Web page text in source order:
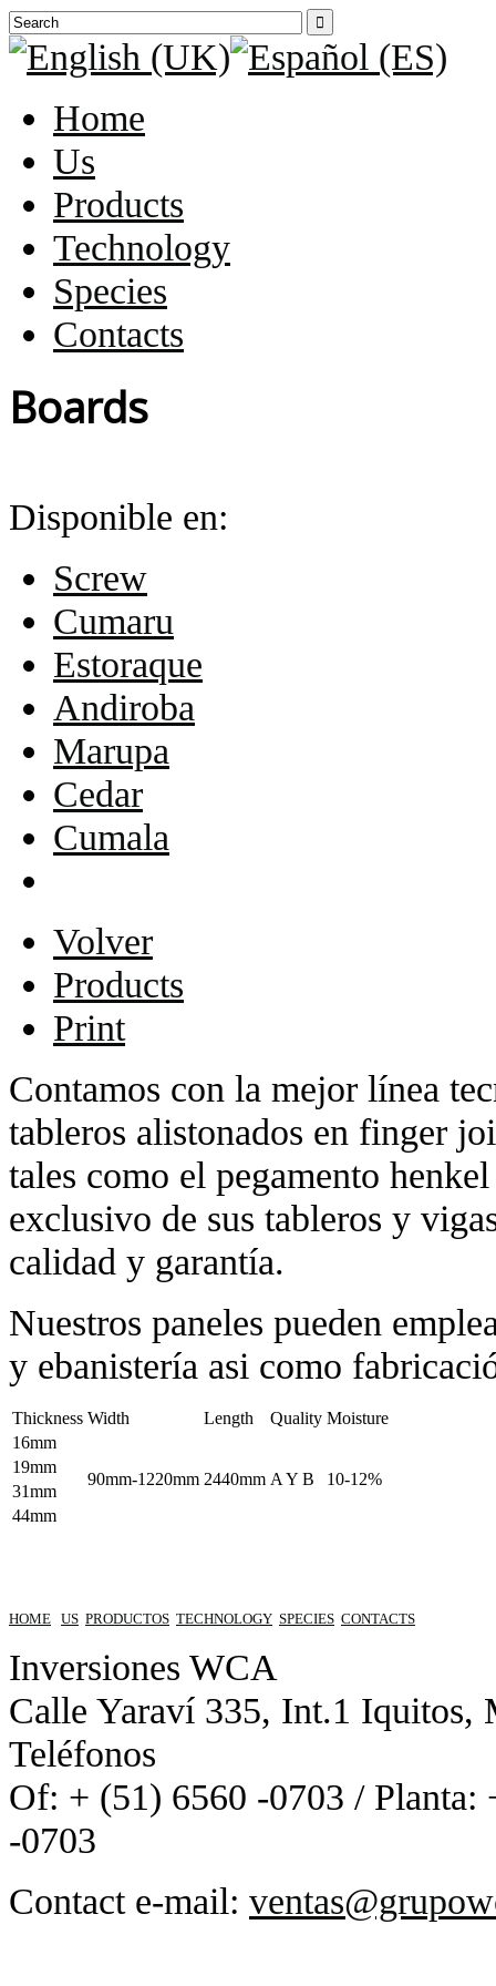

Home
Us
Products
Technology
Species
Contacts
Boards
Disponible en:
Screw
Cumaru
Estoraque
Andiroba
Marupa
Cedar
Cumala
Volver
Products
Print
Contamos con la mejor línea
tableros alistonados en finger
tales como el pegamento
exclusivo de sus tableros y
calidad y garantía.
Nuestros paneles pueden
y ebanistería asi como
Thickness Width Length Quality Moisture
16mm
90mm-1220mm 2440mm A Y B 10-12%
19mm
31mm
44mm
HOME US PRODUCTOS TECHNOLOGY SPECIES CONTACTS
Inversiones WCA
Calle Yaraví 335, Int.1 Iquitos,
Teléfonos
Of: + (51) 6560 -0703 /
-0703
Contact e-mail: